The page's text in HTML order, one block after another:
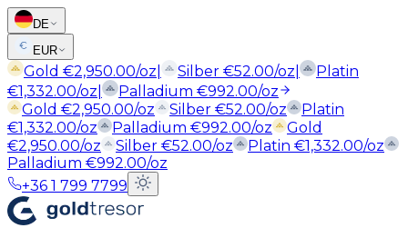
DE
EUR
Gold €2,950.00/oz Silber €52.00/oz
Platin
€1,332.00/oz Palladium €992.00/oz
Gold €2,950.00/oz Silber €52.00/oz
Platin
€1,332.00/oz Palladium €992.00/oz
Gold
€2,950.00/oz Silber €52.00/oz Platin €1,332.00/oz
Palladium €992.00/oz
+36 1 799 7799